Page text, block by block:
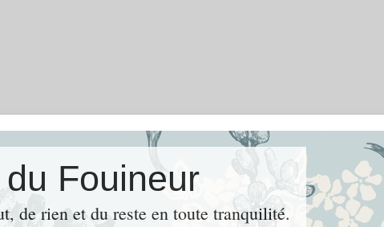
Fouineur
de rien et du reste en toute tranquilité.